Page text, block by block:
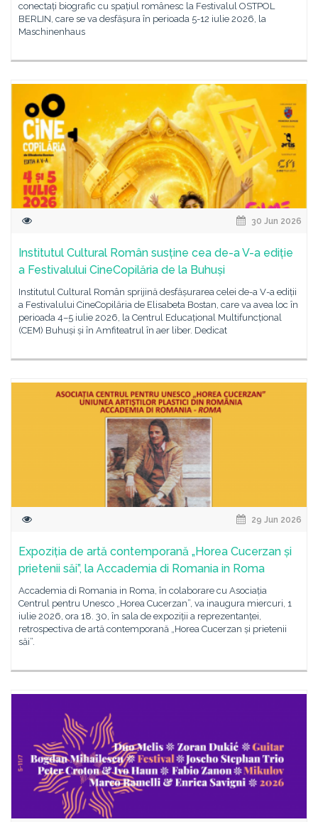
conectați biografic cu spațiul românesc la Festivalul OSTPOL
BERLIN, care se va desfășura în perioada 5-12 iulie 2026, la
Maschinenhaus
30 Jun 2026
Institutul Cultural Român susține cea de-a V-a ediție
a Festivalului CineCopilăria de la Buhuși
Institutul Cultural Român sprijină desfășurarea celei de-a V-a ediții
a Festivalului CineCopilăria de Elisabeta Bostan, care va avea loc în
perioada 4–5 iulie 2026, la Centrul Educațional Multifuncțional
(CEM) Buhuși și în Amfiteatrul în aer liber. Dedicat
29 Jun 2026
Expoziția de artă contemporană „Horea Cucerzan și
prietenii săi”, la Accademia di Romania in Roma
Accademia di Romania in Roma, în colaborare cu Asociația
Centrul pentru Unesco „Horea Cucerzan”, va inaugura miercuri, 1
iulie 2026, ora 18. 30, în sala de expoziții a reprezentanței,
retrospectiva de artă contemporană „Horea Cucerzan și prietenii
săi”.